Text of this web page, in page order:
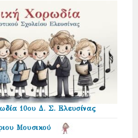
10ου Δ. Σ. Ελευσίνας
Μουσικού